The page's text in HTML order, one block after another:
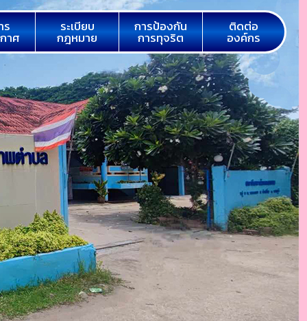
ร
กาศ
ระเบียบ
กฎหมาย
การป้องกัน
การทุจริต
ติดต่อ
องค์กร